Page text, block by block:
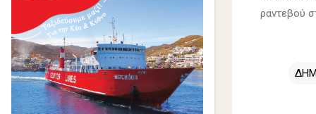
ραντεβού